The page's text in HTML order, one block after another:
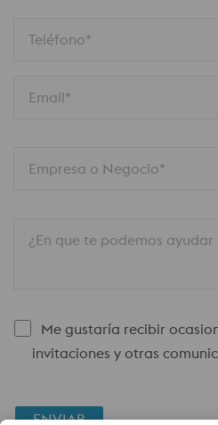
Teléfono*
Email*
Empresa o Negocio*
¿En que te podemos ayudar
Me gustaría recibir
invitaciones y otras
ENVIAR